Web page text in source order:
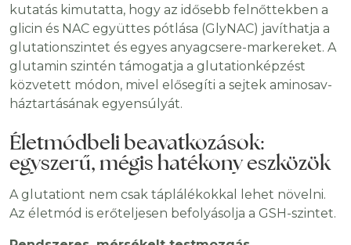
kutatás kimutatta, hogy az idősebb felnőttekben a
glicin és NAC együttes pótlása (GlyNAC) javíthatja a
glutationszintet és egyes anyagcsere-markereket. A
glutamin szintén támogatja a glutationképzést
közvetett módon, mivel elősegíti a sejtek aminosav-
háztartásának egyensúlyát.
Életmódbeli beavatkozások:
egyszerű, mégis hatékony eszközök
A glutationt nem csak táplálékokkal lehet növelni.
Az életmód is erőteljesen befolyásolja a GSH-szintet.